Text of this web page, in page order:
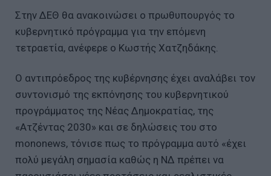
Στην ΔΕΘ θα ανακοινώσει ο πρωθυπουργός το
κυβερνητικό πρόγραμμα για την επόμενη
τετραετία, ανέφερε ο Κωστής Χατζηδάκης.
Ο αντιπρόεδρος της κυβέρνησης έχει αναλάβει τον
συντονισμό της εκπόνησης του κυβερνητικού
προγράμματος της Νέας Δημοκρατίας, της
«Ατζέντας 2030» και σε δηλώσεις του στο
mononews, τόνισε πως το πρόγραμμα αυτό «έχει
πολύ μεγάλη σημασία καθώς η ΝΔ πρέπει να